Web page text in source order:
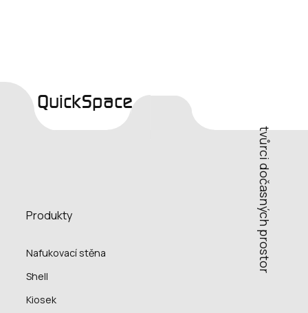
QuickSpace
tvůrci dočasných prostor
Produkty
Nafukovací stěna
Shell
Kiosek